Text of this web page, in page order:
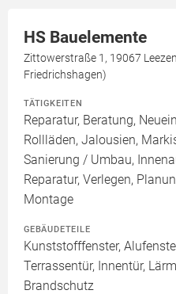
HS Bauelemente
Zittowerstraße 1, 19067
Friedrichshagen)
TÄTIGKEITEN
Reparatur, Beratung,
Rollläden, Jalousien,
Sanierung / Umbau,
Reparatur, Verlegen,
Montage
GEBÄUDETEILE
Kunststofffenster,
Terrassentür, Innentür,
Brandschutz